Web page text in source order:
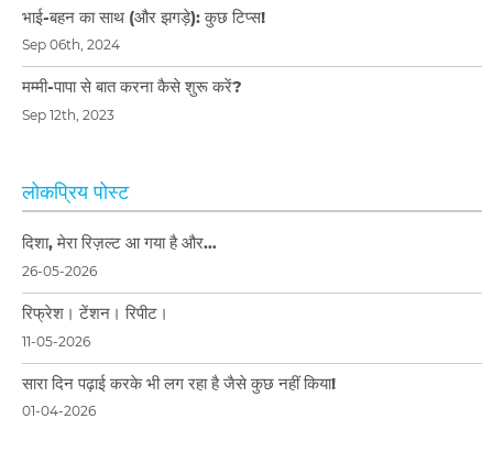
भाई-बहन का साथ (और झगड़े): कुछ टिप्स!
Sep 06th, 2024
मम्मी-पापा से बात करना कैसे शुरू करें?
Sep 12th, 2023
लोकप्रिय पोस्ट
दिशा, मेरा रिज़ल्ट आ गया है और…
26-05-2026
रिफ्रेश। टेंशन। रिपीट।
11-05-2026
सारा दिन पढ़ाई करके भी लग रहा है जैसे कुछ नहीं किया!
01-04-2026